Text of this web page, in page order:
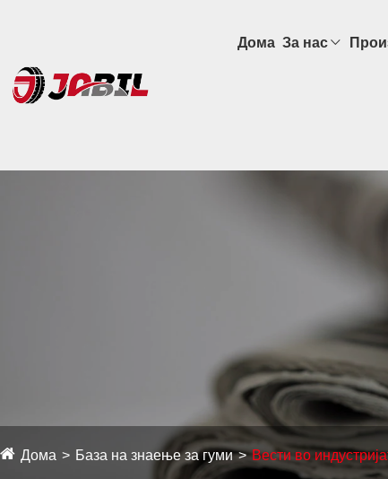
Дома За нас
Дома База на знаење за гуми Вести во